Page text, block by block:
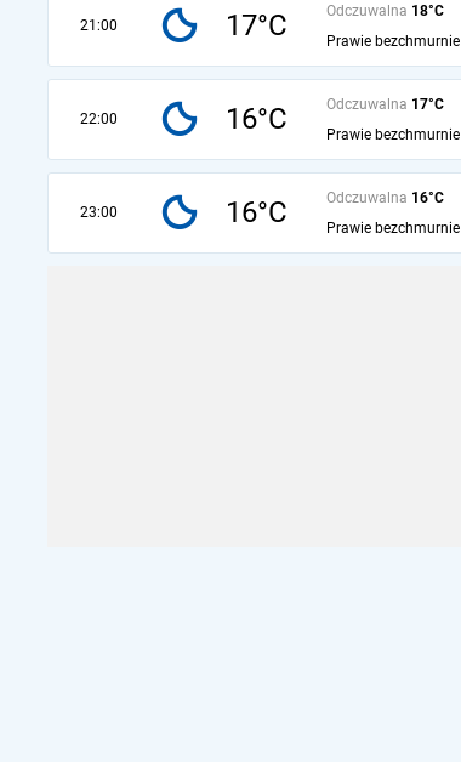
21:00 17°C Odczuwalna 18°C
Prawie bezchmurnie
22:00 16°C Odczuwalna 17°C
Prawie bezchmurnie
23:00 16°C Odczuwalna 16°C
Prawie bezchmurnie